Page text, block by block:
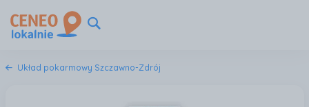
Układ pokarmowy Szczawno-Zdrój